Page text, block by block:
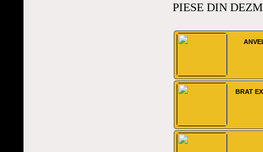
PIESE DIN
BRAT